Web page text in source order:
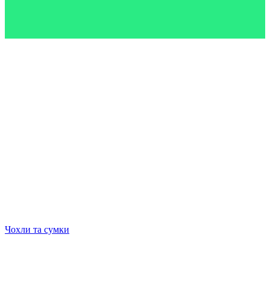
Чохли та сумки